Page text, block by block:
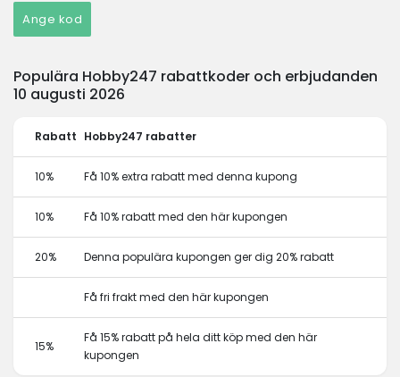
Ange kod
Populära Hobby247 rabattkoder och erbjudanden
10 augusti 2026
Rabatt Hobby247 rabatter
10% Få 10% extra rabatt med denna kupong
10% Få 10% rabatt med den här kupongen
20% Denna populära kupongen ger dig 20% rabatt
Få fri frakt med den här kupongen
15%
Få 15% rabatt på hela ditt köp med den här
kupongen